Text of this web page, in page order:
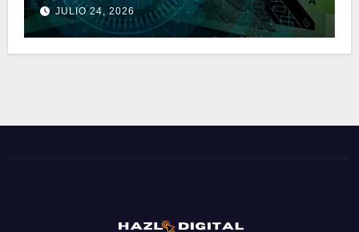
de dinero electrónico
JULIO 24, 2026